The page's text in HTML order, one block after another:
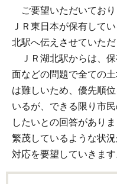
ご要望いただいており
ＪＲ東日本が保有して
北駅へ伝えさせていただ
ＪＲ湖北駅からは、保
面などの問題で全ての
は難しいため、優先順
いるが、できる限り市
したいとの回答があり
繁茂しているような状
対応を要望していきます